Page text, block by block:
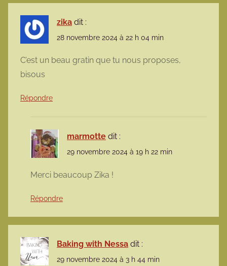
zika dit :
28 novembre 2024 à 22 h 04 min
C’est un beau gratin que tu nous proposes,
bisous
Répondre
marmotte dit :
29 novembre 2024 à 19 h 22 min
Merci beaucoup Zika !
Répondre
Baking with Nessa dit :
29 novembre 2024 à 3 h 44 min